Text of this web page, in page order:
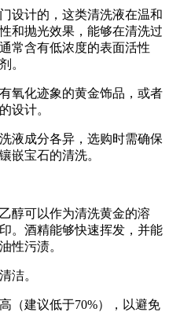
设计的，这类清洗液在温和
和抛光效果，能够在清洗过
常含有低浓度的表面活性
。
氧化迹象的黄金饰品，或者
设计。
液成分各异，选购时需确保
嵌宝石的清洗。
醇可以作为清洗黄金的溶
。酒精能够快速挥发，并能
性污渍。
洁。
（建议低于70%），以避免